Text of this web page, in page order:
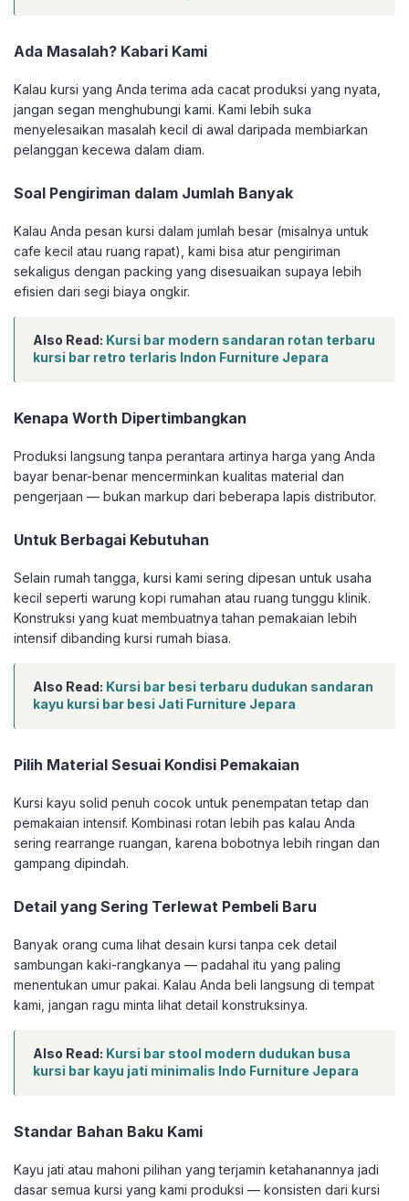
Ada Masalah? Kabari Kami
Kalau kursi yang Anda terima ada cacat produksi yang nyata,
jangan segan menghubungi kami. Kami lebih suka
menyelesaikan masalah kecil di awal daripada membiarkan
pelanggan kecewa dalam diam.
Soal Pengiriman dalam Jumlah Banyak
Kalau Anda pesan kursi dalam jumlah besar (misalnya untuk
cafe kecil atau ruang rapat), kami bisa atur pengiriman
sekaligus dengan packing yang disesuaikan supaya lebih
efisien dari segi biaya ongkir.
Also Read: Kursi bar modern sandaran rotan terbaru
kursi bar retro terlaris Indon Furniture Jepara
Kenapa Worth Dipertimbangkan
Produksi langsung tanpa perantara artinya harga yang Anda
bayar benar-benar mencerminkan kualitas material dan
pengerjaan — bukan markup dari beberapa lapis distributor.
Untuk Berbagai Kebutuhan
Selain rumah tangga, kursi kami sering dipesan untuk usaha
kecil seperti warung kopi rumahan atau ruang tunggu klinik.
Konstruksi yang kuat membuatnya tahan pemakaian lebih
intensif dibanding kursi rumah biasa.
Also Read: Kursi bar besi terbaru dudukan sandaran
kayu kursi bar besi Jati Furniture Jepara
Pilih Material Sesuai Kondisi Pemakaian
Kursi kayu solid penuh cocok untuk penempatan tetap dan
pemakaian intensif. Kombinasi rotan lebih pas kalau Anda
sering rearrange ruangan, karena bobotnya lebih ringan dan
gampang dipindah.
Detail yang Sering Terlewat Pembeli Baru
Banyak orang cuma lihat desain kursi tanpa cek detail
sambungan kaki-rangkanya — padahal itu yang paling
menentukan umur pakai. Kalau Anda beli langsung di tempat
kami, jangan ragu minta lihat detail konstruksinya.
Also Read: Kursi bar stool modern dudukan busa
kursi bar kayu jati minimalis Indo Furniture Jepara
Standar Bahan Baku Kami
Kayu jati atau mahoni pilihan yang terjamin ketahanannya jadi
dasar semua kursi yang kami produksi — konsisten dari kursi